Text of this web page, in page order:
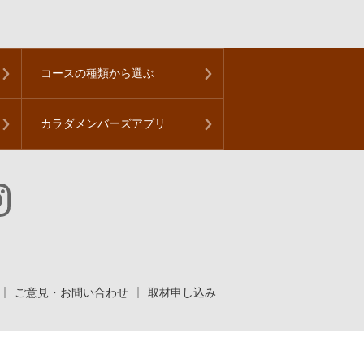
コースの種類から選ぶ
カラダメンバーズアプリ
ご意見・お問い合わせ 取材申し込み